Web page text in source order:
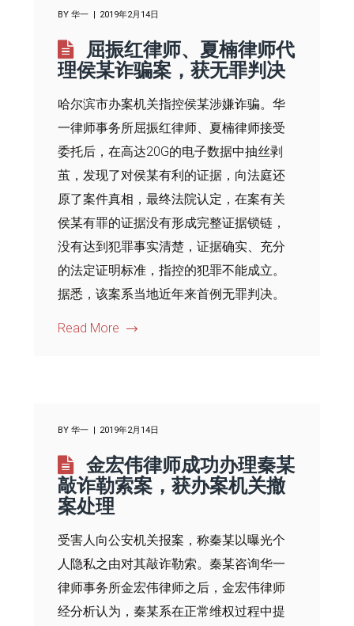
BY 华一 2019年2月14日
屈振红律师、夏楠律师代
理侯某诈骗案，获无罪判决
哈尔滨市办案机关指控侯某涉嫌诈骗。华
一律师事务所屈振红律师、夏楠律师接受
委托后，在高达20G的电子数据中抽丝剥
茧，发现了对侯某有利的证据，向法庭还
原了案件真相，最终法院认定，在案有关
侯某有罪的证据没有形成完整证据锁链，
没有达到犯罪事实清楚，证据确实、充分
的法定证明标准，指控的犯罪不能成立。
据悉，该案系当地近年来首例无罪判决。
Read More
BY 华一 2019年2月14日
金宏伟律师成功办理秦某
敲诈勒索案，获办案机关撤
案处理
受害人向公安机关报案，称秦某以曝光个
人隐私之由对其敲诈勒索。秦某咨询华一
律师事务所金宏伟律师之后，金宏伟律师
经分析认为，秦某系在正常维权过程中提